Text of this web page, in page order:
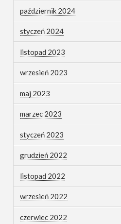
październik 2024
styczeń 2024
listopad 2023
wrzesień 2023
maj 2023
marzec 2023
styczeń 2023
grudzień 2022
listopad 2022
wrzesień 2022
czerwiec 2022